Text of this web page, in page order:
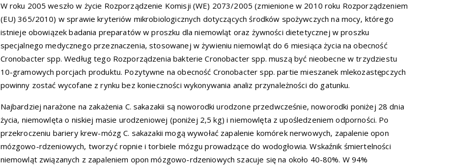
W roku 2005 weszło w życie Rozporządzenie Komisji (WE) 2073/2005 (zmienione w 2010 roku Rozporządzeniem
(EU) 365/2010) w sprawie kryteriów mikrobiologicznych dotyczących środków spożywczych na mocy, którego
istnieje obowiązek badania preparatów w proszku dla niemowląt oraz żywności dietetycznej w proszku
specjalnego medycznego przeznaczenia, stosowanej w żywieniu niemowląt do 6 miesiąca życia na obecność
Cronobacter spp. Według tego Rozporządzenia bakterie Cronobacter spp. muszą być nieobecne w trzydziestu
10-gramowych porcjach produktu. Pozytywne na obecność Cronobacter spp. partie mieszanek mlekozastępczych
powinny zostać wycofane z rynku bez konieczności wykonywania analiz przynależności do gatunku.
Najbardziej narażone na zakażenia C. sakazakii są noworodki urodzone przedwcześnie, noworodki poniżej 28 dnia
życia, niemowlęta o niskiej masie urodzeniowej (poniżej 2,5 kg) i niemowlęta z upośledzeniem odporności. Po
przekroczeniu bariery krew-mózg C. sakazakii mogą wywołać zapalenie komórek nerwowych, zapalenie opon
mózgowo-rdzeniowych, tworzyć ropnie i torbiele mózgu prowadzące do wodogłowia. Wskaźnik śmiertelności
niemowląt związanych z zapaleniem opon mózgowo-rdzeniowych szacuje się na około 40-80%. W 94%